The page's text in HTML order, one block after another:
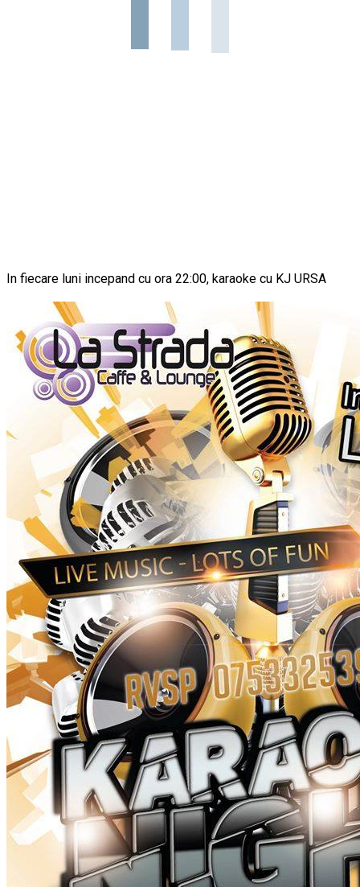
In fiecare luni incepand cu ora 22:00, karaoke cu KJ URSA